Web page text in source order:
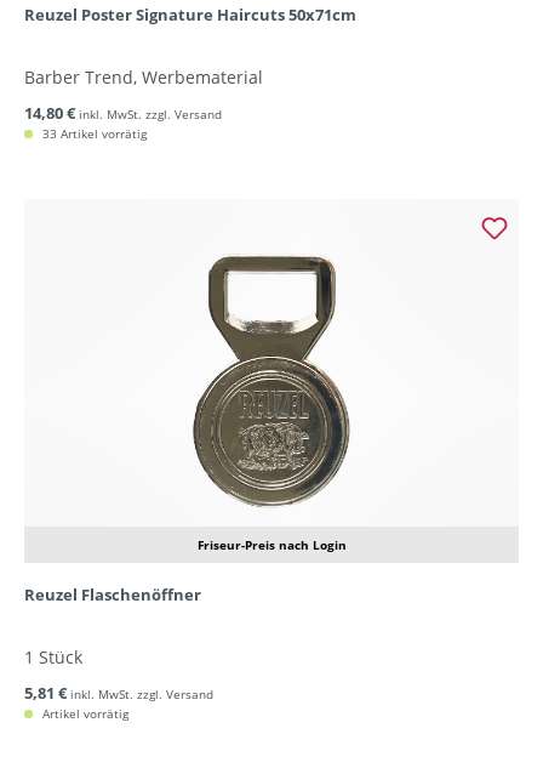
Reuzel Poster Signature Haircuts 50x71cm
Barber Trend, Werbematerial
14,80 € inkl. MwSt. zzgl. Versand
33 Artikel vorrätig
Friseur-Preis nach Login
Reuzel Flaschenöffner
1 Stück
5,81 € inkl. MwSt. zzgl. Versand
Artikel vorrätig